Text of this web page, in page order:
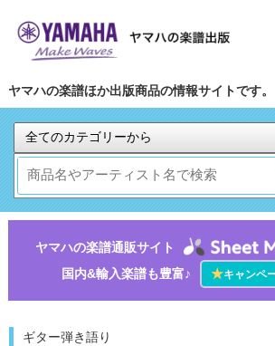
ヤマハの楽譜ほか出版商品の情報サイトです。
ヤマハの楽譜通販サイト
国内&輸入楽譜も豊富♪
★キャンペ
ギター弾き語り